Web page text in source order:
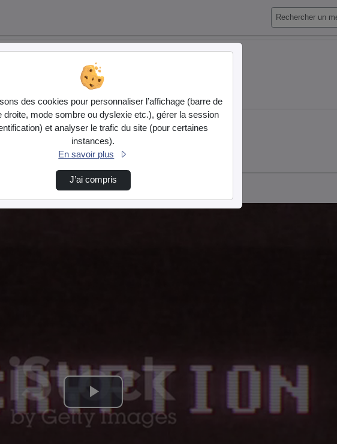
Lire
des cookies pour personnaliser l’affichage (barre de
droite, mode sombre ou dyslexie etc.), gérer la session
et analyser le trafic du site (pour certaines
instances).
En savoir plus
J’ai compris